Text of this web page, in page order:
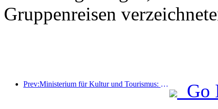
Gruppenreisen
Prev:Ministerium für Kultur und Tourismus: Stärkung des Qualitätsmanagements von Touristenattraktionen und Verbesserung des Serviceniveaus von Sehenswürdigkeiten
Go